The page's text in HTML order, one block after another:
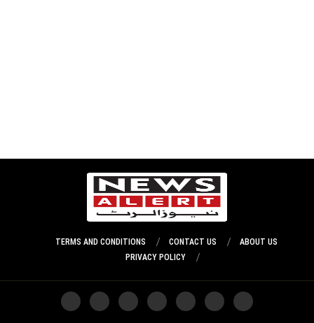
ABOUT US
CONTACT US
TERMS AND CONDITIONS
PRIVACY POLICY